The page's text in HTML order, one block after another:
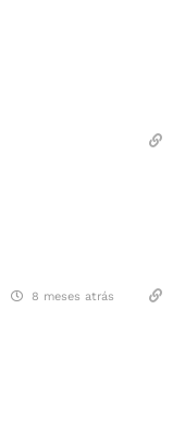
8 meses atrás